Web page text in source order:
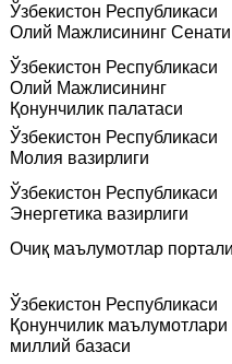
Ўзбекистон Республикаси
Олий Мажлисининг Сенати
Ўзбекистон Республикаси
Олий Мажлисининг
Қонунчилик палатаси
Ўзбекистон Республикаси
Молия вазирлиги
Ўзбекистон Республикаси
Энергетика вазирлиги
Очиқ маълумотлар портали
Ўзбекистон Республикаси
Қонунчилик маълумотлари
миллий базаси